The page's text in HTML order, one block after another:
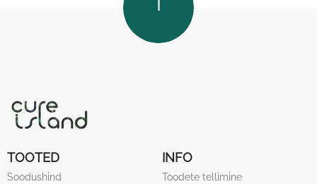
TOOTED
Soodushind
INFO
Toodete tellimine